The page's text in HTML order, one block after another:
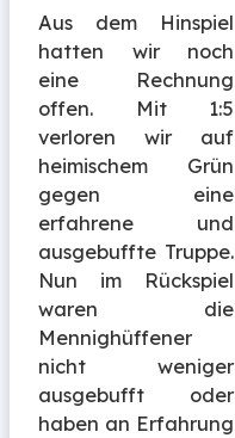
Aus dem Hinspiel
hatten wir noch
eine Rechnung
offen. Mit 1:5
verloren wir auf
heimischem Grün
gegen eine
erfahrene und
ausgebuffte Truppe.
Nun im Rückspiel
waren die
Mennighüffener
nicht weniger
ausgebufft oder
haben an Erfahrung